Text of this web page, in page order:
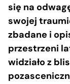
się na
swojej
zbadane i
przestrzeni
widziało z